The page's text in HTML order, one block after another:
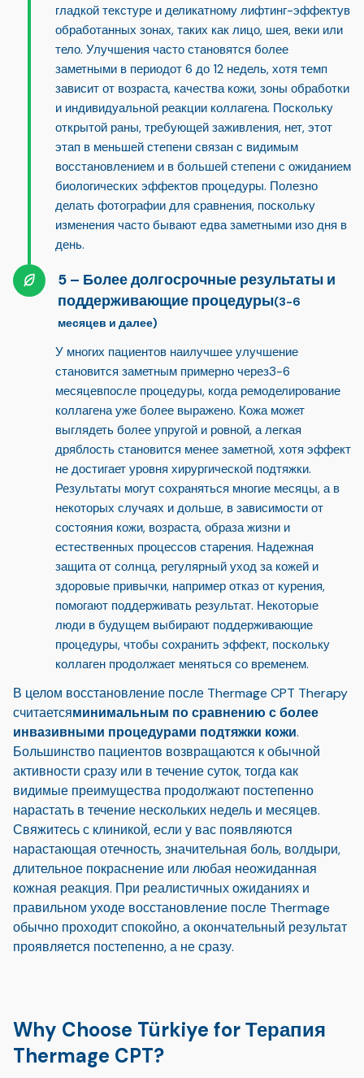
гладкой текстуре и деликатному лифтинг-эффектув
обработанных зонах, таких как лицо, шея, веки или
тело. Улучшения часто становятся более
заметными в периодот 6 до 12 недель, хотя темп
зависит от возраста, качества кожи, зоны обработки
и индивидуальной реакции коллагена. Поскольку
открытой раны, требующей заживления, нет, этот
этап в меньшей степени связан с видимым
восстановлением и в большей степени с ожиданием
биологических эффектов процедуры. Полезно
делать фотографии для сравнения, поскольку
изменения часто бывают едва заметными изо дня в
день.
Более долгосрочные результаты и
поддерживающие процедуры(3-6
месяцев и далее)
У многих пациентов наилучшее улучшение
становится заметным примерно через3-6
месяцевпосле процедуры, когда ремоделирование
коллагена уже более выражено. Кожа может
выглядеть более упругой и ровной, а легкая
дряблость становится менее заметной, хотя эффект
не достигает уровня хирургической подтяжки.
Результаты могут сохраняться многие месяцы, а в
некоторых случаях и дольше, в зависимости от
состояния кожи, возраста, образа жизни и
естественных процессов старения. Надежная
защита от солнца, регулярный уход за кожей и
здоровые привычки, например отказ от курения,
помогают поддерживать результат. Некоторые
люди в будущем выбирают поддерживающие
процедуры, чтобы сохранить эффект, поскольку
коллаген продолжает меняться со временем.
В целом восстановление после Thermage CPT Therapy
считаетсяминимальным по сравнению с более
инвазивными процедурами подтяжки кожи.
Большинство пациентов возвращаются к обычной
активности сразу или в течение суток, тогда как
видимые преимущества продолжают постепенно
нарастать в течение нескольких недель и месяцев.
Свяжитесь с клиникой, если у вас появляются
нарастающая отечность, значительная боль, волдыри,
длительное покраснение или любая неожиданная
кожная реакция. При реалистичных ожиданиях и
правильном уходе восстановление после Thermage
обычно проходит спокойно, а окончательный результат
проявляется постепенно, а не сразу.
Why Choose Türkiye for Терапия
Thermage CPT?